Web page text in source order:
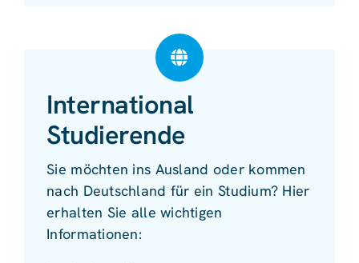
International
Studierende
Sie möchten ins Ausland oder kommen
nach Deutschland für ein Studium? Hier
erhalten Sie alle wichtigen
Informationen: